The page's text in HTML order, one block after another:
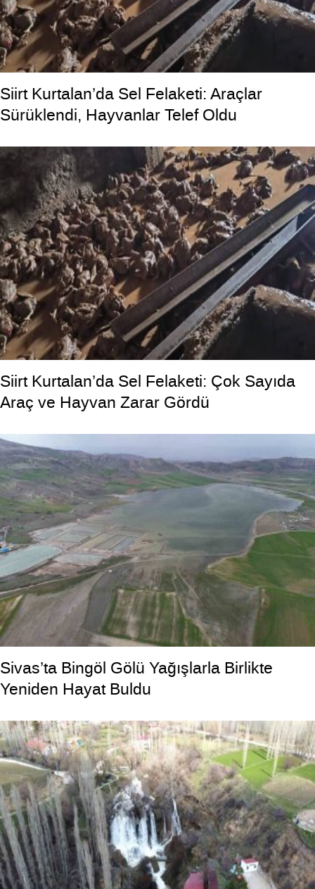
Siirt Kurtalan’da Sel Felaketi: Araçlar
Sürüklendi, Hayvanlar Telef Oldu
Siirt Kurtalan’da Sel Felaketi: Çok Sayıda
Araç ve Hayvan Zarar Gördü
Sivas’ta Bingöl Gölü Yağışlarla Birlikte
Yeniden Hayat Buldu